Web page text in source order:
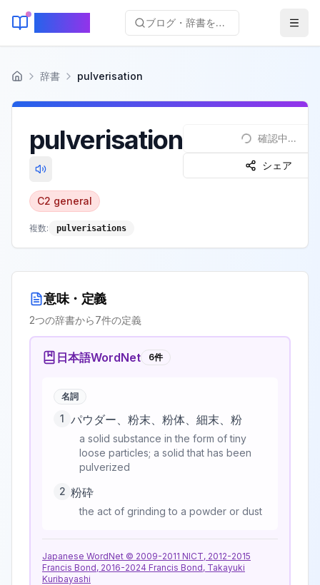
ブログ・辞書を検索...
ホーム 辞書 pulverisation
pulverisation
C2 general
複数: pulverisations
確認中...
シェア
意味・定義
2つの辞書から7件の定義
日本語WordNet 6件
名詞
1 パウダー、粉末、粉体、細末、粉
a solid substance in the form of tiny
loose particles; a solid that has been
pulverized
2 粉砕
the act of grinding to a powder or dust
Japanese WordNet © 2009-2011 NICT, 2012-2015
Francis Bond, 2016-2024 Francis Bond, Takayuki
Kuribayashi